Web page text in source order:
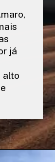
já
alto